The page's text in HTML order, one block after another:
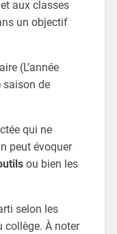
aux classes
un objectif
(L’année
saison de
qui ne
peut évoquer
ou bien les
selon les
collège. À noter